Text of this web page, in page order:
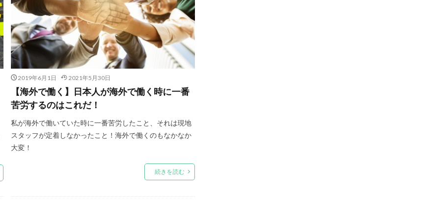
2019年6月1日 2021年5月30日
【海外で働く】日本人が海外で働く時に一番
苦労するのはこれだ！
私が海外で働いていた時に一番苦労したこと、それは現地
スタッフが定着しなかったこと！海外で働くのもなかなか
大変！
続きを読む